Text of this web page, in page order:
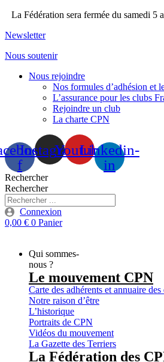
Aller
contenu
La Fédération sera fermée du samedi 5
Newsletter
Nous soutenir
Nous rejoindre
Nos formules d’adhésion et
L’assurance pour les clubs
Rejoindre un club
La charte CPN
f
InstagramYoutubeLinkedin-
in
Rechercher
Rechercher
Connexion
0,00 € 0 Panier
Qui sommes-
nous ?
Le mouvement CPN
Carte des adhérents et annuaire des
Notre raison d’être
L’historique
Portraits de CPN
Vidéos du mouvement
La Gazette des Terriers
La Fédération des